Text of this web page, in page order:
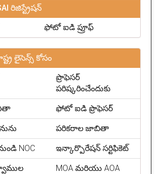
రిజిస్ట్రేషన్
ఫోటో ఐడి ప్రూఫ్
లైసెన్స్ కోసం
ప్రొఫెసర్
పరిష్కరించేందుకు
ఫోటో ఐడి ప్రొఫెసర్
పరికరాల జాబితా
NOC ఇన్కార్పొరేషన్ సర్టిఫికెట్
MOA మరియు AOA